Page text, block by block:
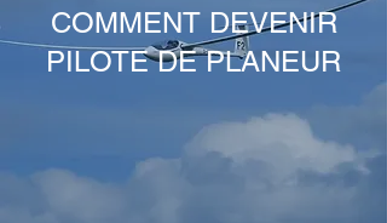
COMMENT DEVENIR
PILOTE DE PLANEUR